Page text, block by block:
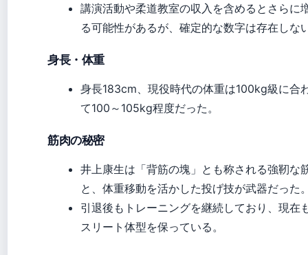
講演活動や柔道教室の収入を含めるとさらに
る可能性があるが、確定的な数字は存在しな
身長・体重
身長183cm、現役時代の体重は100kg級に合
て100～105kg程度だった。
筋肉の秘密
井上康生は「背筋の塊」とも称される強靭な
と、体重移動を活かした投げ技が武器だった
引退後もトレーニングを継続しており、現在
スリート体型を保っている。